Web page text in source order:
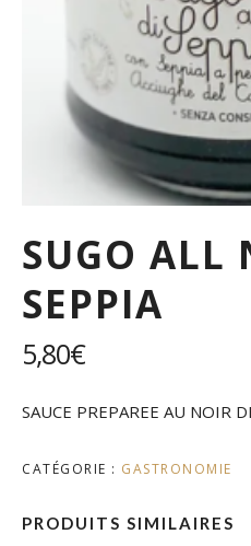
SUGO ALL
SEPPIA
5,80€
SAUCE PREPAREE AU NOIR
CATÉGORIE : GASTRONOMIE
PRODUITS SIMILAIRES